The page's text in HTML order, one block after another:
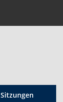
Sitzungen